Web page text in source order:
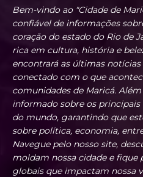
Bem-vindo ao "Cidade de
confiável de informações
coração do estado do Rio de
rica em cultura, história e
encontrará as últimas
conectado com o que
comunidades de Maricá.
informado sobre os
do mundo, garantindo que
sobre política, economia,
Navegue pelo nosso site,
moldam nossa cidade e fique
globais que impactam nossa